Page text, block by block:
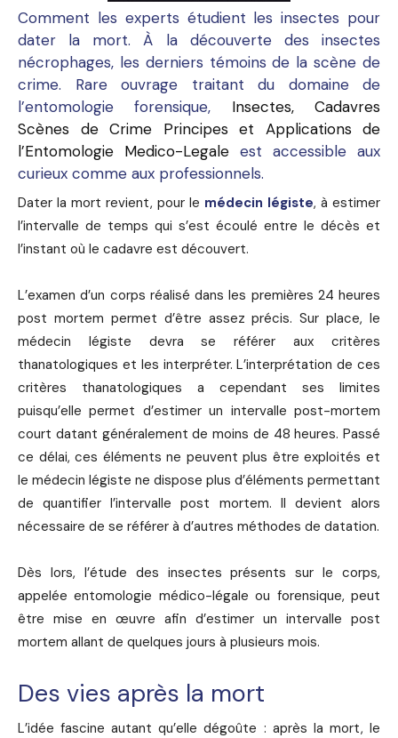
Comment les experts étudient les insectes pour
dater la mort. À la découverte des insectes
nécrophages, les derniers témoins de la scène de
crime. Rare ouvrage traitant du domaine de
l’entomologie forensique, Insectes, Cadavres
Scènes de Crime Principes et Applications de
l’Entomologie Medico-Legale est accessible aux
curieux comme aux professionnels.
Dater la mort revient, pour le médecin légiste, à estimer
l’intervalle de temps qui s’est écoulé entre le décès et
l’instant où le cadavre est découvert.
L’examen d’un corps réalisé dans les premières 24 heures
post mortem permet d’être assez précis. Sur place, le
médecin légiste devra se référer aux critères
thanatologiques et les interpréter. L’interprétation de ces
critères thanatologiques a cependant ses limites
puisqu’elle permet d’estimer un intervalle post-mortem
court datant généralement de moins de 48 heures. Passé
ce délai, ces éléments ne peuvent plus être exploités et
le médecin légiste ne dispose plus d’éléments permettant
de quantifier l’intervalle post mortem. Il devient alors
nécessaire de se référer à d’autres méthodes de datation.
Dès lors, l’étude des insectes présents sur le corps,
appelée entomologie médico-légale ou forensique, peut
être mise en œuvre afin d’estimer un intervalle post
mortem allant de quelques jours à plusieurs mois.
Des vies après la mort
L’idée fascine autant qu’elle dégoûte : après la mort, le